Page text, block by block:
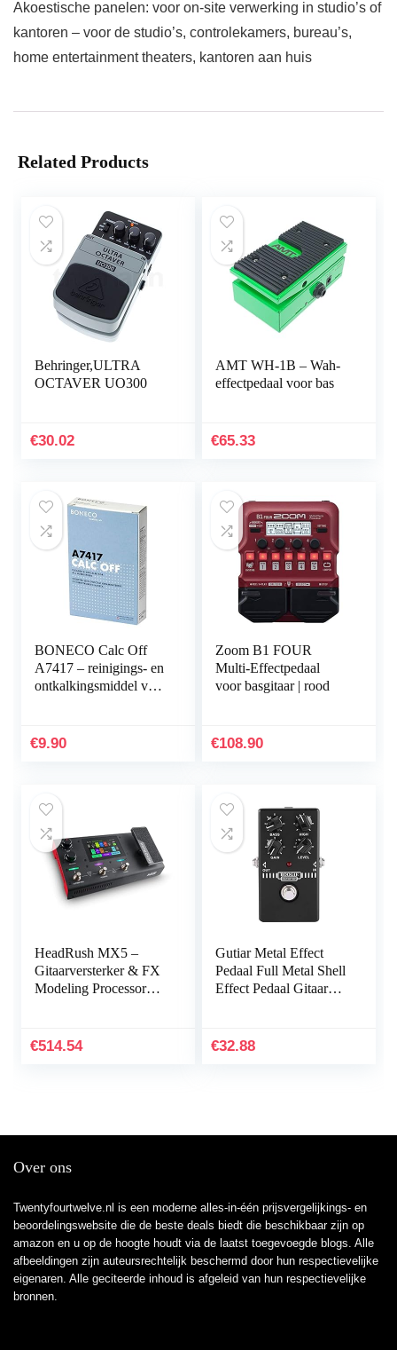
Akoestische panelen: voor on-site verwerking in studio’s of
kantoren – voor de studio’s, controlekamers, bureau’s,
home entertainment theaters, kantoren aan huis
Related Products
Behringer,ULTRA
OCTAVER UO300
€30.02
AMT WH-1B – Wah-
effectpedaal voor bas
€65.33
BONECO Calc Off
A7417 – reinigings- en
ontkalkingsmiddel voor
toepassingen
€9.90
Zoom B1 FOUR
Multi-Effectpedaal
voor basgitaar | rood
€108.90
HeadRush MX5 –
Gitaarversterker & FX
Modeling Processor
Expressiepedaal,
€514.54
Gutiar Metal Effect
Pedaal Full Metal Shell
Effect Pedaal Gitaar
Schakelaar Gitaar…
€32.88
Over ons
Twentyfourtwelve.nl is een moderne alles-in-één prijsvergelijkings- en
beoordelingswebsite die de beste deals biedt die beschikbaar zijn op
amazon en u op de hoogte houdt via de laatst toegevoegde blogs. Alle
afbeeldingen zijn auteursrechtelijk beschermd door hun respectievelijke
eigenaren. Alle geciteerde inhoud is afgeleid van hun respectievelijke
bronnen.